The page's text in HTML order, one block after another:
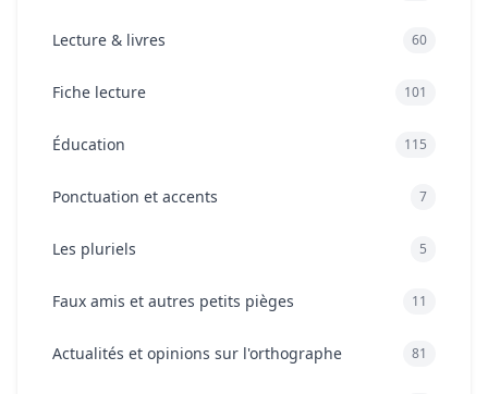
Lecture & livres 60
Fiche lecture 101
Éducation 115
Ponctuation et accents 7
Les pluriels 5
Faux amis et autres petits pièges 11
Actualités et opinions sur l'orthographe 81